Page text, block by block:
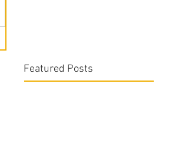
Featured Posts